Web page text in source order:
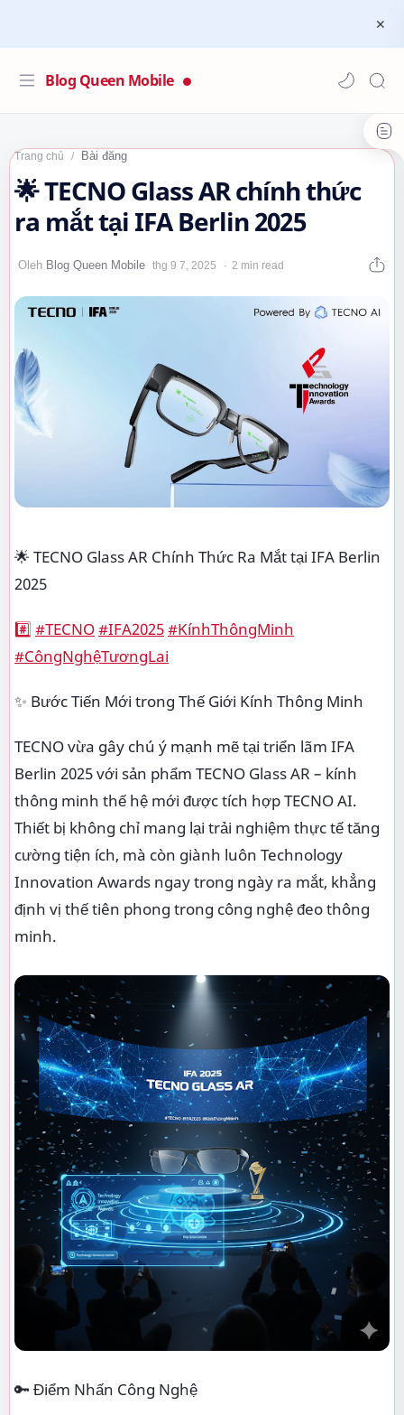
Blog Queen Mobile
Trang chủ Bài đăng
🌟 TECNO Glass AR chính thức
ra mắt tại IFA Berlin 2025
2 min read
🌟 TECNO Glass AR Chính Thức Ra Mắt tại IFA Berlin
2025
#️⃣ #TECNO#IFA2025#KínhThôngMinh
#CôngNghệTươngLai
✨ Bước Tiến Mới trong Thế Giới Kính Thông Minh
TECNO vừa gây chú ý mạnh mẽ tại triển lãm IFA
Berlin 2025 với sản phẩm TECNO Glass AR – kính
thông minh thế hệ mới được tích hợp TECNO AI.
Thiết bị không chỉ mang lại trải nghiệm thực tế tăng
cường tiện ích, mà còn giành luôn Technology
Innovation Awards ngay trong ngày ra mắt, khẳng
định vị thế tiên phong trong công nghệ đeo thông
minh.
🔑 Điểm Nhấn Công Nghệ